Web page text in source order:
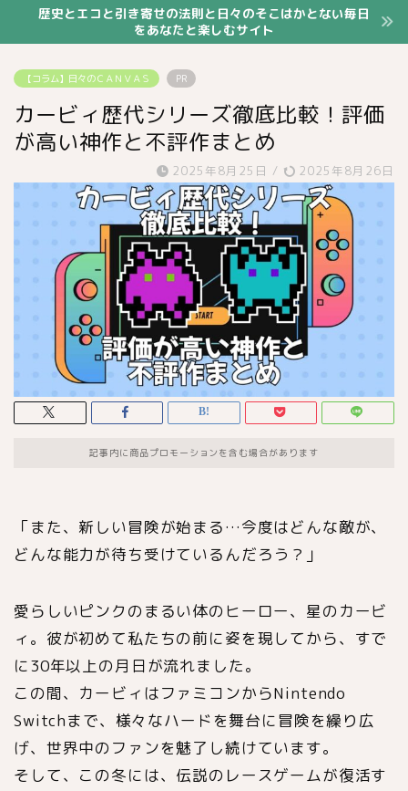
歴史とエコと引き寄せの法則と日々のそこはかとない毎日
をあなたと楽しむサイト
【コラム】日々のＣＡＮＶＡＳ PR
カービィ歴代シリーズ徹底比較！評価
が高い神作と不評作まとめ
2025年8月25日 / 2025年8月26日
記事内に商品プロモーションを含む場合があります
「また、新しい冒険が始まる…今度はどんな敵が、
どんな能力が待ち受けているんだろう？」
愛らしいピンクのまるい体のヒーロー、星のカービ
ィ。彼が初めて私たちの前に姿を現してから、すで
に30年以上の月日が流れました。
この間、カービィはファミコンからNintendo
Switchまで、様々なハードを舞台に冒険を繰り広
げ、世界中のファンを魅了し続けています。
そして、この冬には、伝説のレースゲームが復活す